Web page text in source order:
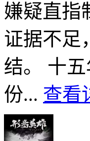
嫌疑直
证据不足
结。 十
份... 查看